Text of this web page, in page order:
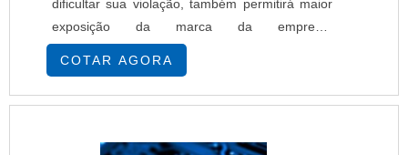
dificultar sua violação, também permitirá maior
exposição da marca da empresa.
Características da fita adesiva com impressão
Sendo muito utilizada nos produtos e peças que
são transportados para facilitar a identificação
contra violação e furtos, a fita adesiva possui as
COTAR AGORA